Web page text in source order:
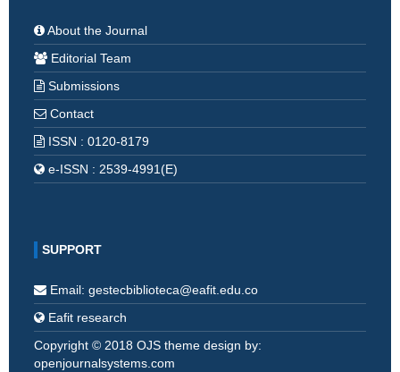
About the Journal
Editorial Team
Submissions
Contact
ISSN : 0120-8179
e-ISSN : 2539-4991(E)
SUPPORT
Email: gestecbiblioteca@eafit.edu.co
Eafit research
Copyright © 2018 OJS theme design by:
openjournalsystems.com